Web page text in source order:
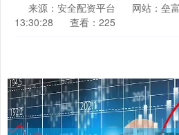
来源：安全配资平台 网站：垒
13:30:28
查看：225